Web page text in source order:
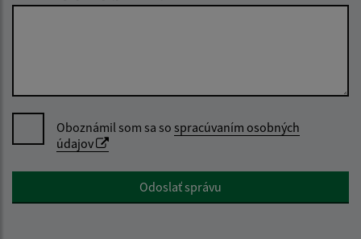
Oboznámil som sa so spracúvaním osobných
údajov
Google reCaptcha ResponseOdoslať správu